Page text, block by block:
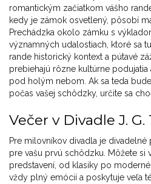
romantickým začiatkom vášho
kedy je zámok osvetlený, pôsobí
Prechádzka okolo zámku s
významných udalostiach, ktoré sa
rande historický kontext a pútavé
prebiehajú rôzne kultúrne podujatia
pod holým nebom. Ak sa teda
počas vašej schôdzky, určite sa
Večer v Divadle J.
Pre milovníkov divadla je
pre vašu prvú schôdzku. Môžete
predstavení, od klasiky po
vždy plný emócií a poskytuje veľa